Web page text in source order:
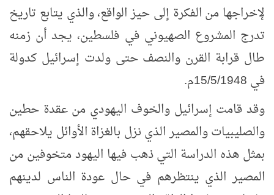
لإخراجها من الفكرة إلى حيز الواقع، والذي يتابع تاريخ
تدرج المشروع الصهيوني في فلسطين، يجد أن زمنه
طال قرابة القرن والنصف حتى ولدت إسرائيل كدولة
في 15/5/1948م.
وقد قامت إسرائيل والخوف اليهودي من عقدة حطين
والصليبيات والمصير الذي نزل بالغزاة الأوائل يلاحقهم،
بمثل هذه الدراسة التي ذهب فيها اليهود متخوفين من
المصير الذي ينتظرهم في حال عودة الناس لدينهم